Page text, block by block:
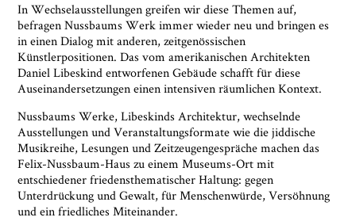
In Wechselausstellungen greifen wir diese Themen auf,
befragen Nussbaums Werk immer wieder neu und bringen es
in einen Dialog mit anderen, zeitgenössischen
Künstlerpositionen. Das vom amerikanischen Architekten
Daniel Libeskind entworfenen Gebäude schafft für diese
Auseinandersetzungen einen intensiven räumlichen Kontext.
Nussbaums Werke, Libeskinds Architektur, wechselnde
Ausstellungen und Veranstaltungsformate wie die jiddische
Musikreihe, Lesungen und Zeitzeugengespräche machen das
Felix-Nussbaum-Haus zu einem Museums-Ort mit
entschiedener friedensthematischer Haltung: gegen
Unterdrückung und Gewalt, für Menschenwürde, Versöhnung
und ein friedliches Miteinander.